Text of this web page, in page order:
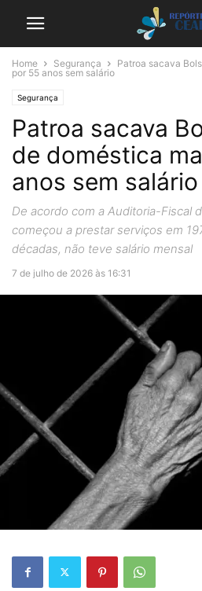
Home Segurança
Patroa sacava
por 55 anos sem salário
Segurança
Patroa sacava
de doméstica
anos sem salário
De acordo com a Auditoria-Fiscal
começou a prestar serviços em
décadas, não teve salário mensal
7 de julho de 2026 às 16:31